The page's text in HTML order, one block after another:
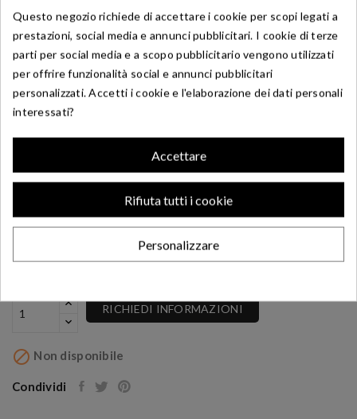
Riferimento:
Vite + Gommino Coperchio Testa
16,98 €
Per Moto Morini
RICHIEDI INFORMAZIONI
 Non disponibile
Condividi
Questo negozio richiede di accettare i cookie per scopi legati a
prestazioni, social media e annunci pubblicitari. I cookie di terze
parti per social media e a scopo pubblicitario vengono utilizzati
per offrire funzionalità social e annunci pubblicitari
personalizzati. Accetti i cookie e l'elaborazione dei dati personali
interessati?
Accettare
Rifiuta tutti i cookie
Personalizzare